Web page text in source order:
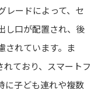
レードによって、セ
し口が配置され、後
されています。ま
ており、スマートフ
に子ども連れや複数